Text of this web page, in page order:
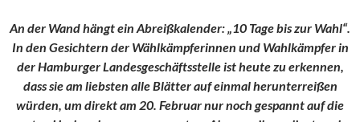
An der Wand hängt ein Abreißkalender: „10 Tage bis zur Wahl“.
In den Gesichtern der Wählkämpferinnen und Wahlkämpfer in
der Hamburger Landesgeschäftsstelle ist heute zu erkennen,
dass sie am liebsten alle Blätter auf einmal herunterreißen
würden, um direkt am 20. Februar nur noch gespannt auf die